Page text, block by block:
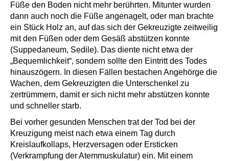
Füße den Boden nicht mehr berührten. Mitunter wurden
dann auch noch die Füße angenagelt, oder man brachte
ein Stück Holz an, auf das sich der Gekreuzigte zeitweilig
mit den Füßen oder dem Gesäß abstützen konnte
(Suppedaneum, Sedile). Das diente nicht etwa der
„Bequemlichkeit“, sondern sollte den Eintritt des Todes
hinauszögern. In diesen Fällen bestachen Angehörge die
Wachen, dem Gekreuzigten die Unterschenkel zu
zertrümmern, damit er sich nicht mehr abstützen konnte
und schneller starb.
Bei vorher gesunden Menschen trat der Tod bei der
Kreuzigung meist nach etwa einem Tag durch
Kreislaufkollaps, Herzversagen oder Ersticken
(Verkrampfung der Atemmuskulatur) ein. Mit einem